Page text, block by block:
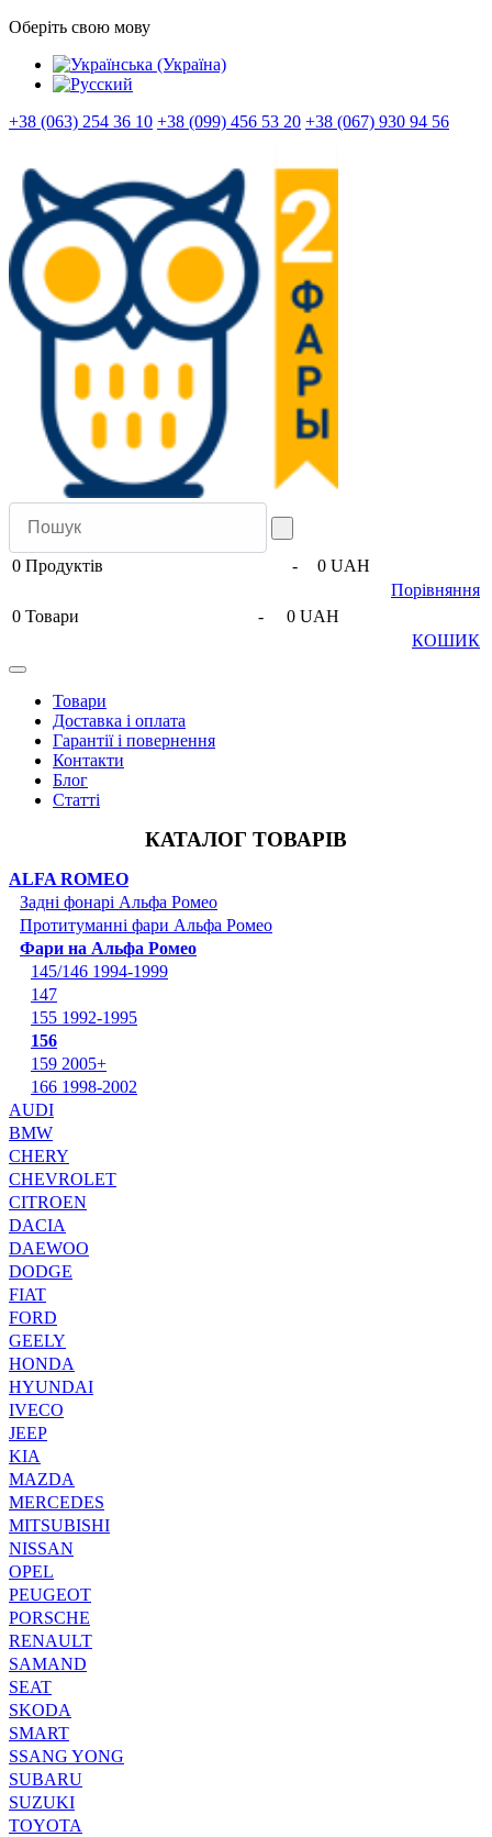
Оберіть свою мову
+38 (063) 254 36 10 +38 (099) 456 53 20 +38 (067) 930 94 56
0 Продуктів -
0 UAH
Порівняння
0 Товари -
0 UAH
КОШИК
Товари
Доставка і оплата
Гарантії і повернення
Контакти
Блог
Статті
КАТАЛОГ ТОВАРІВ
ALFA ROMEO
Задні фонарі Альфа Ромео
Протитуманні фари Альфа Ромео
Фари на Альфа Ромео
145/146 1994-1999
147
155 1992-1995
156
159 2005+
166 1998-2002
AUDI
BMW
CHERY
CHEVROLET
CITROEN
DACIA
DAEWOO
DODGE
FIAT
FORD
GEELY
HONDA
HYUNDAI
IVECO
JEEP
KIA
MAZDA
MERCEDES
MITSUBISHI
NISSAN
OPEL
PEUGEOT
PORSCHE
RENAULT
SAMAND
SEAT
SKODA
SMART
SSANG YONG
SUBARU
SUZUKI
TOYOTA